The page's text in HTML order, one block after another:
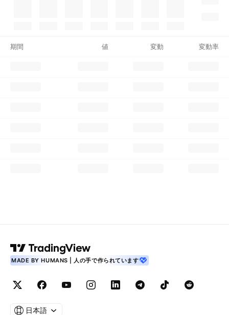
期間 値 変動 変動率
MADE BY HUMANS | 人の手で作られています
日本語